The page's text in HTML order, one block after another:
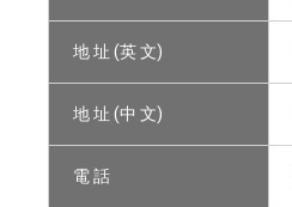
地 址 (英 文)
地 址 (中 文)
電 話